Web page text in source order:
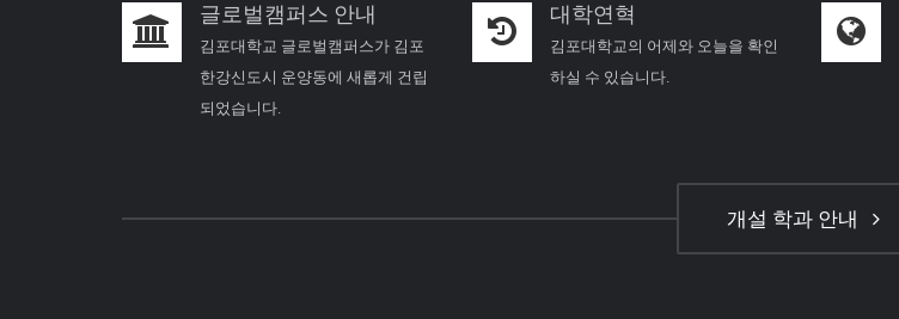
글로벌캠퍼스 안내
김포대학교 글로벌캠퍼스가 김포
한강신도시 운양동에 새롭게 건립
되었습니다.
대학연혁
김포대학교의 어제와 오늘을 확인
하실 수 있습니다.
개설 학과 안내